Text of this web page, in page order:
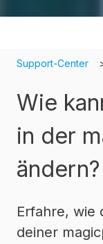
Support-Center
Wie
in der
ändern?
Erfahre, wie
deiner